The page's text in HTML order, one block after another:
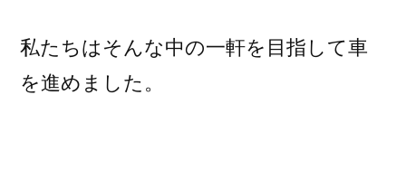
私たちはそんな中の一軒を目指して車
を進めました。